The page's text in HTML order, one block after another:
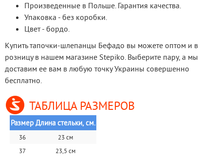
Произведенные в Польше. Гарантия качества.
Упаковка - без коробки.
Цвет - бордо.
Купить тапочки-шлепанцы Бефадо вы можете оптом и в
розницу в нашем магазине Stepiko. Выберите пару, а мы
доставим ее вам в любую точку Украины совершенно
бесплатно.
ТАБЛИЦА РАЗМЕРОВ
Размер Длина стельки, см.
36
23 см
37
23,5 см